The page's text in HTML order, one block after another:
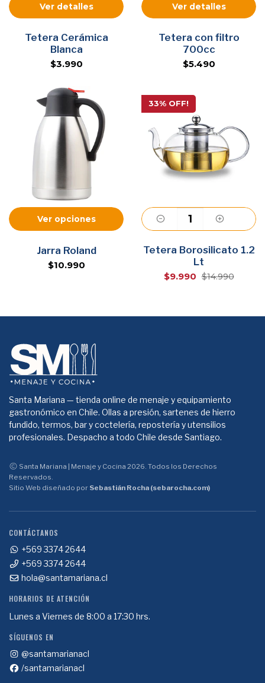
Ver detalles
Tetera Cerámica
Blanca
$3.990
Ver detalles
Tetera con filtro
700cc
$5.490
Ver opciones
Jarra Roland
$10.990
Agregar
33% OFF!
Tetera Borosilicato 1.2
Lt
$9.990 $14.990
Santa Mariana — tienda online de menaje y equipamiento
gastronómico en Chile. Ollas a presión, sartenes de hierro
fundido, termos, bar y coctelería, repostería y utensilios
profesionales. Despacho a todo Chile desde Santiago.
Santa Mariana | Menaje y Cocina 2026. Todos los Derechos
Reservados.
Sitio Web diseñado por Sebastián Rocha (sebarocha.com)
CONTÁCTANOS
+569 3374 2644
+569 3374 2644
hola@santamariana.cl
HORARIOS DE ATENCIÓN
Lunes a Viernes de 8:00 a 17:30 hrs.
SÍGUENOS EN
@santamarianacl
/santamarianacl